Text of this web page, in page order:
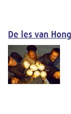
De les van